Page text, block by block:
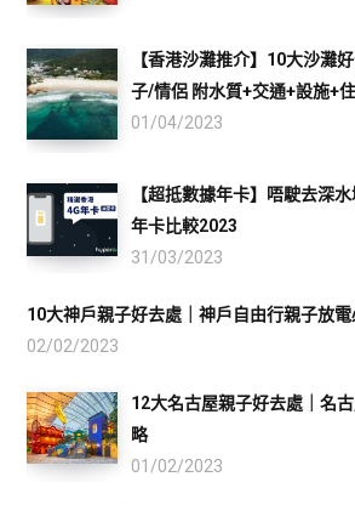
【香港沙灘推介】10大沙灘
子/情侶 附水質+交通+設施+
01/04/2023
【超抵數據年卡】唔駛去深
年卡比較2023
31/03/2023
10大神戶親子好去處｜神戶自由行親子放
02/02/2023
12大名古屋親子好去處｜名
略
01/02/2023